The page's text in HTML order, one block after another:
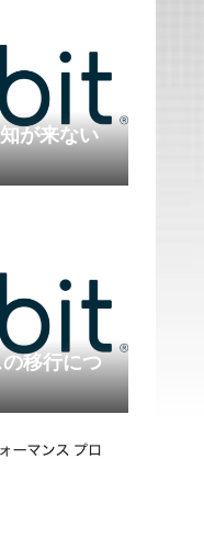
が来ない
移行につ